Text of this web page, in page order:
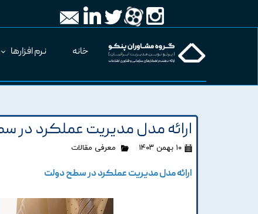
خانه نرم افزارها
ارائه مدل مديريت عملکرد در
۱۰ بهمن ۱۴۰۳ معرفی مقالات
ارائه مدل مديريت عملکرد در سطح دولت